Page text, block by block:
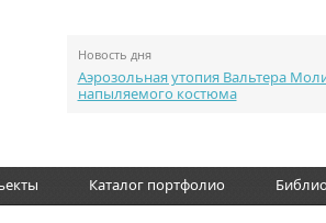
Новость дня
Аэрозольная утопия Вальтера
напыляемого костюма
Каталог портфолио